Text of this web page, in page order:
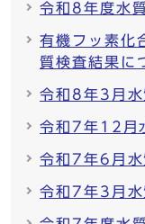
令和8年度水
有機フッ素化
質検査結果に
令和8年3月水
令和7年12月
令和7年6月水
令和7年3月水